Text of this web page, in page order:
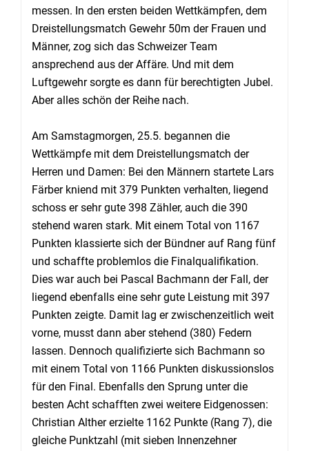
messen. In den ersten beiden Wettkämpfen, dem
Dreistellungsmatch Gewehr 50m der Frauen und
Männer, zog sich das Schweizer Team
ansprechend aus der Affäre. Und mit dem
Luftgewehr sorgte es dann für berechtigten Jubel.
Aber alles schön der Reihe nach.
Am Samstagmorgen, 25.5. begannen die
Wettkämpfe mit dem Dreistellungsmatch der
Herren und Damen: Bei den Männern startete Lars
Färber kniend mit 379 Punkten verhalten, liegend
schoss er sehr gute 398 Zähler, auch die 390
stehend waren stark. Mit einem Total von 1167
Punkten klassierte sich der Bündner auf Rang fünf
und schaffte problemlos die Finalqualifikation.
Dies war auch bei Pascal Bachmann der Fall, der
liegend ebenfalls eine sehr gute Leistung mit 397
Punkten zeigte. Damit lag er zwischenzeitlich weit
vorne, musst dann aber stehend (380) Federn
lassen. Dennoch qualifizierte sich Bachmann so
mit einem Total von 1166 Punkten diskussionslos
für den Final. Ebenfalls den Sprung unter die
besten Acht schafften zwei weitere Eidgenossen:
Christian Alther erzielte 1162 Punkte (Rang 7), die
gleiche Punktzahl (mit sieben Innenzehner